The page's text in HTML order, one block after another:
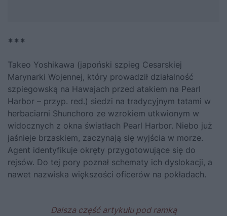
***
Takeo Yoshikawa (japoński szpieg Cesarskiej
Marynarki Wojennej, który prowadził działalność
szpiegowską na Hawajach przed atakiem na Pearl
Harbor – przyp. red.) siedzi na tradycyjnym tatami w
herbaciarni Shunchoro ze wzrokiem utkwionym w
widocznych z okna światłach Pearl Harbor. Niebo już
jaśnieje brzaskiem, zaczynają się wyjścia w morze.
Agent identyfikuje okręty przygotowujące się do
rejsów. Do tej pory poznał schematy ich dyslokacji, a
nawet nazwiska więk­szości oficerów na pokładach.
Dalsza część artykułu pod ramką